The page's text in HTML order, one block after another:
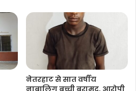
नेतरहाट से सात वर्षीय
नाबालिग बच्ची बरामद, आरोपी